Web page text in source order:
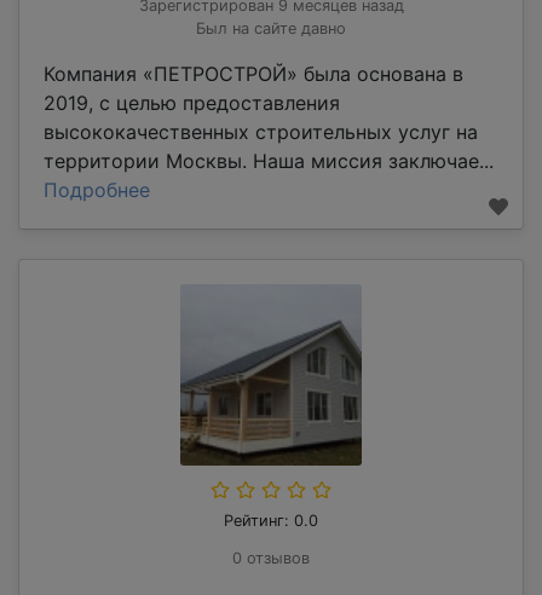
Зарегистрирован 9 месяцев назад
Был на сайте давно
Компания «ПЕТРОСТРОЙ» была основана в
2019, с целью предоставления
высококачественных строительных услуг на
территории Москвы. Наша миссия заключае...
Подробнее
Рейтинг: 0.0
0 отзывов